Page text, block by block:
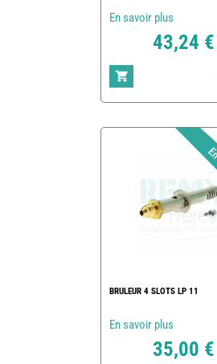
En savoir plus
43,24 €
BRULEUR 4 SLOTS LP 11
En savoir plus
35,00 €